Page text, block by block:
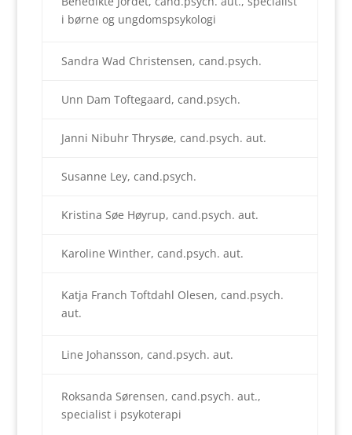
i børne og ungdomspsykologi
Sandra Wad Christensen, cand.psych.
Unn Dam Toftegaard, cand.psych.
Janni Nibuhr Thrysøe, cand.psych. aut.
Susanne Ley, cand.psych.
Kristina Søe Høyrup, cand.psych. aut.
Karoline Winther, cand.psych. aut.
Katja Franch Toftdahl Olesen, cand.psych.
aut.
Line Johansson, cand.psych. aut.
Roksanda Sørensen, cand.psych. aut.,
specialist i psykoterapi